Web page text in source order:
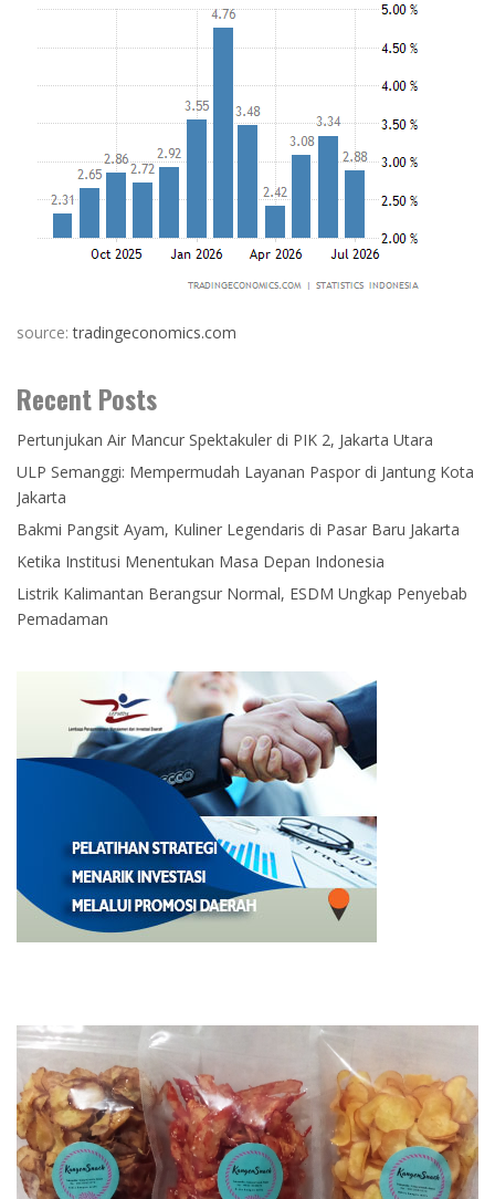
source:tradingeconomics.com
Recent Posts
Pertunjukan Air Mancur Spektakuler di PIK 2, Jakarta Utara
ULP Semanggi: Mempermudah Layanan Paspor di Jantung Kota
Jakarta
Bakmi Pangsit Ayam, Kuliner Legendaris di Pasar Baru Jakarta
Ketika Institusi Menentukan Masa Depan Indonesia
Listrik Kalimantan Berangsur Normal, ESDM Ungkap Penyebab
Pemadaman